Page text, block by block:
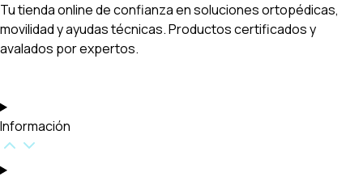
Tu tienda online de confianza en soluciones ortopédicas,
movilidad y ayudas técnicas. Productos certificados y
avalados por expertos.
Información